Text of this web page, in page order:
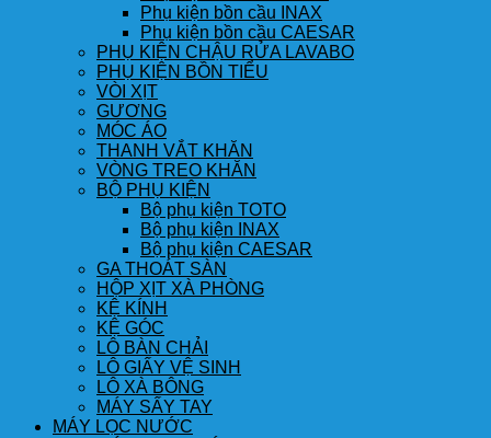
Phụ kiện bồn cầu INAX
Phụ kiện bồn cầu CAESAR
PHỤ KIỆN CHẬU RỬA LAVABO
PHỤ KIỆN BỒN TIỂU
VÒI XỊT
GƯƠNG
MÓC ÁO
THANH VẮT KHĂN
VÒNG TREO KHĂN
BỘ PHỤ KIỆN
Bộ phụ kiện TOTO
Bộ phụ kiện INAX
Bộ phụ kiện CAESAR
GA THOÁT SÀN
HỘP XỊT XÀ PHÒNG
KỆ KÍNH
KỆ GÓC
LÔ BÀN CHẢI
LÔ GIẤY VỆ SINH
LÔ XÀ BÔNG
MÁY SẤY TAY
MÁY LỌC NƯỚC